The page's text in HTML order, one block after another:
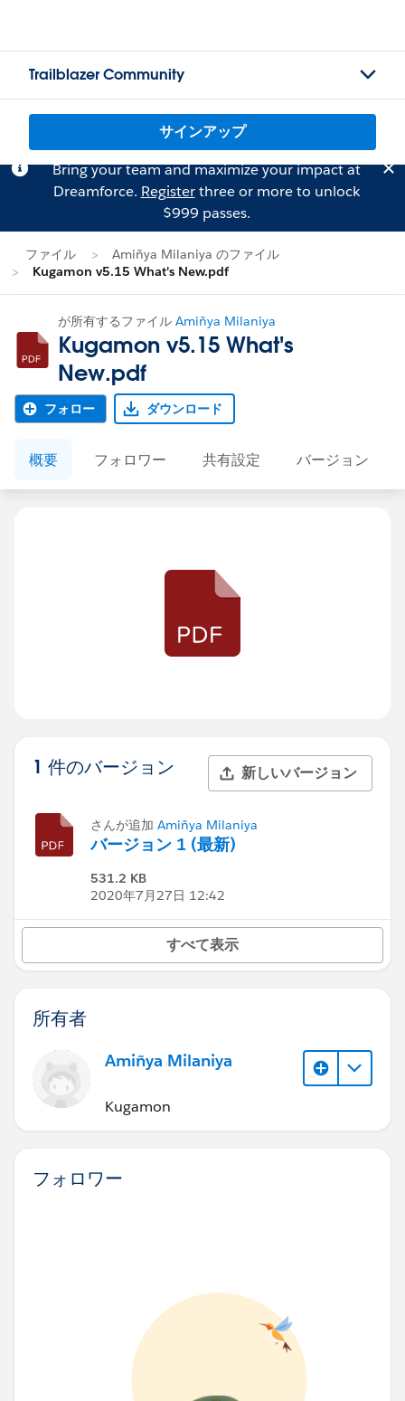
Trailblazer Community
サインアップ
Bring your team and maximize your impact at
Dreamforce. Registerthree or more to unlock
$999 passes.
ファイル
Amiñya Milaniya のファイル
Kugamon v5.15 What's New.pdf
が所有するファイル Amiñya Milaniya
Kugamon v5.15 What's
New.pdf
フォロー ダウンロード
概要 フォロワー 共有設定 バージョン
1 件のバージョン 新しいバージョン
さんが追加 Amiñya Milaniya
バージョン 1 (最新)
531.2 KB
2020年7月27日 12:42
すべて表示
所有者
Amiñya Milaniya
Kugamon
フォロワー